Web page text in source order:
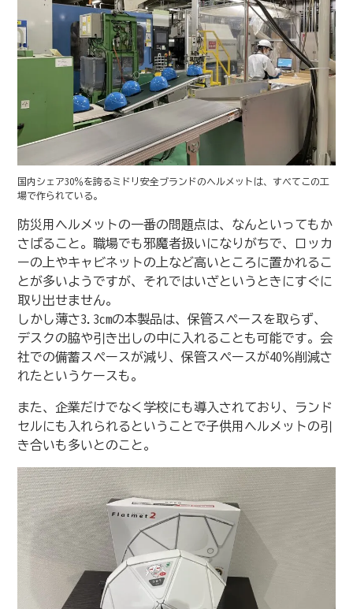
国内シェア30％を誇るミドリ安全ブランドのヘルメットは、すべてこの工
場で作られている。
防災用ヘルメットの一番の問題点は、なんといってもか
さばること。職場でも邪魔者扱いになりがちで、ロッカ
ーの上やキャビネットの上など高いところに置かれるこ
とが多いようですが、それではいざというときにすぐに
取り出せません。
しかし薄さ3.3cmの本製品は、保管スペースを取らず、
デスクの脇や引き出しの中に入れることも可能です。会
社での備蓄スペースが減り、保管スペースが40％削減さ
れたというケースも。
また、企業だけでなく学校にも導入されており、ランド
セルにも入れられるということで子供用ヘルメットの引
き合いも多いとのこと。